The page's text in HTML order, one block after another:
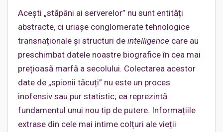
Acești „stăpâni ai serverelor” nu sunt entități
abstracte, ci uriașe conglomerate tehnologice
transnaționale și structuri de intelligence care au
preschimbat datele noastre biografice în cea mai
prețioasă marfă a secolului. Colectarea acestor
date de „spionii tăcuți” nu este un proces
inofensiv sau pur statistic; ea reprezintă
fundamentul unui nou tip de putere. Informațiile
extrase din cele mai intime colțuri ale vieții